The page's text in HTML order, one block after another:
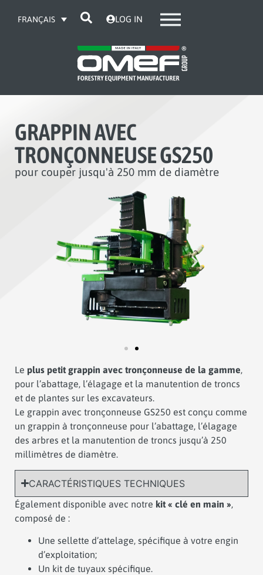
FRANÇAIS LOG IN
GRAPPIN AVEC
TRONÇONNEUSE GS250
pour couper jusqu'à 250 mm de diamètre
Le plus petit grappin avec tronçonneuse de la gamme,
pour l’abattage, l’élagage et la manutention de troncs
et de plantes sur les excavateurs.
Le grappin avec tronçonneuse GS250 est conçu comme
un grappin à tronçonneuse pour l’abattage, l’élagage
des arbres et la manutention de troncs jusqu’à 250
millimètres de diamètre.
CARACTÉRISTIQUES TECHNIQUES
Également disponible avec notre kit « clé en main »,
composé de :
Une sellette d’attelage, spécifique à votre engin
d’exploitation;
Un kit de tuyaux spécifique.